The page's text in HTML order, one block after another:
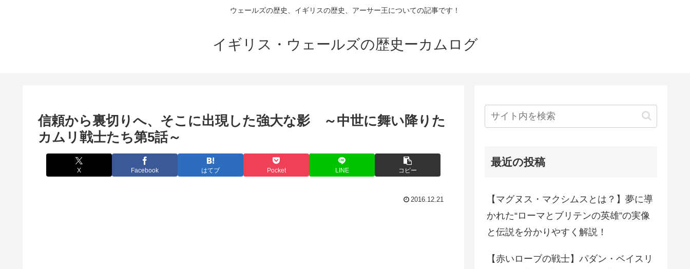
ウェールズの歴史、イギリスの歴史、アーサー王についての記事です！
イギリス・ウェールズの歴史ーカムログ
信頼から裏切りへ、そこに出現した強大な影 ～中世に舞い降りた
カムリ戦士たち第5話～
X Facebook はてブ Pocket LINE コピー
2016.12.21
最近の投稿
【マグヌス・マクシムスとは？】夢に導
かれた“ローマとブリテンの英雄”の実像
と伝説を分かりやすく解説！
【赤いローブの戦士】パダン・ベイスリ